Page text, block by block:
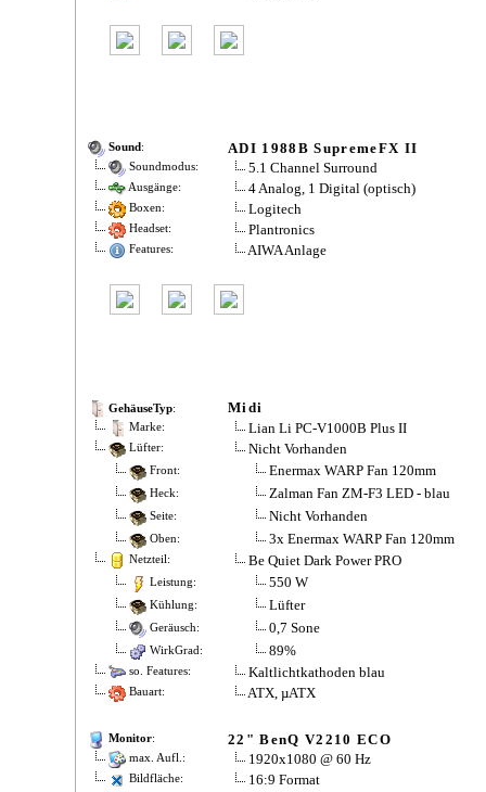
Sound: ADI 1988B SupremeFX II
Soundmodus: 5.1 Channel Surround
Ausgänge: 4 Analog, 1 Digital (optisch)
Boxen: Logitech
Headset: Plantronics
Features: AIWA Anlage
GehäuseTyp: Midi
Marke: Lian Li PC-V1000B Plus II
Lüfter: Nicht Vorhanden
Front: Enermax WARP Fan 120mm
Heck: Zalman Fan ZM-F3 LED - blau
Seite: Nicht Vorhanden
Oben: 3x Enermax WARP Fan 120mm
Netzteil: Be Quiet Dark Power PRO
Leistung: 550 W
Kühlung: Lüfter
Geräusch: 0,7 Sone
WirkGrad: 89%
so. Features: Kaltlichtkathoden blau
Bauart: ATX, µATX
Monitor: 22" BenQ V2210 ECO
max. Aufl.: 1920x1080 @ 60 Hz
Bildfläche: 16:9 Format